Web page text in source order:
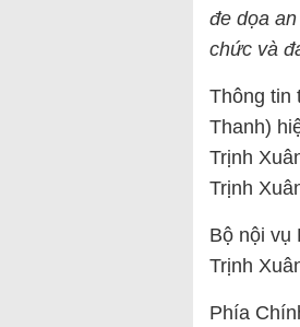
đe dọa
chức và
Thông tin
Thanh)
Trịnh
Trịnh
Bộ nội vụ
Trịnh
Phía